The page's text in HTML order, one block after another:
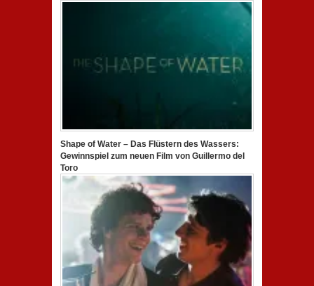
Shape of Water – Das Flüstern des Wassers:
Gewinnspiel zum neuen Film von Guillermo del
Toro